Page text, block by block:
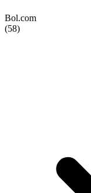
Bol.com
(58)